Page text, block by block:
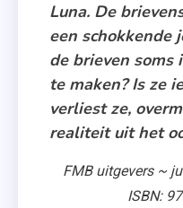
Luna. De
een schokkende
de brieven soms
te maken? Is ze
verliest ze,
realiteit uit het
FMB uitgevers ~
ISBN: